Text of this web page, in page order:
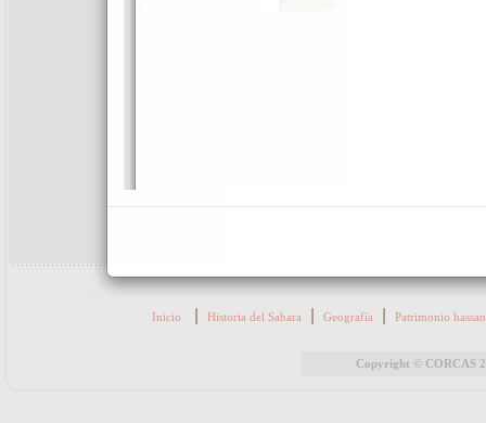
Inicio | Historia del Sahara | Geografía | Patrimonio
Copyright © CORCAS